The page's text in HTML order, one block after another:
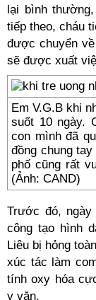
lại bình
tiếp theo, cháu
được chuyển
sẽ được xuất
Em V.G.B khi
suốt 10 ngày.
con mình đã
đồng chung
phố cũng rất
(Ảnh: CAND)
Trước đó, ngày
công tạo hình
Liêu bị hỏng
xúc tác làm
tính oxy hóa
y văn.